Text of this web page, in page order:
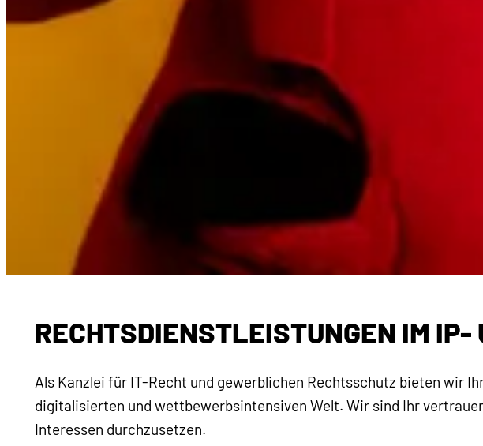
RECHTSDIENSTLEISTUNGEN IM IP-
Als Kanzlei für IT-Recht und gewerblichen Rechtsschutz bieten wir
digitalisierten und wettbewerbsintensiven Welt. Wir sind Ihr
Interessen durchzusetzen.